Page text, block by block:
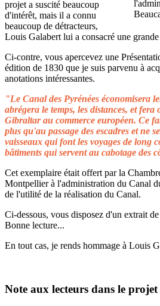
projet a suscité beaucoup
d'intérêt, mais il a connu
beaucoup de détracteurs,
Louis Galabert lui a consacré une
Ci-contre, vous apercevez une
édition de 1830 que je suis parvenu à
anotations intéressantes.
"Le Canal des Pyrénées économisera
abrégera le temps, les distances, et fera
Gibraltar au commerce européen. Ce
plus qu'au passage des escadres et ne
vaisseaux qui font les voyages de long
bâtiments qui servent au cabotage des
Cet exemplaire était offert par la
Montpellier à l'administration du Canal
de l'utilité de la réalisation du Canal.
Ci-dessous, vous disposez d'un extrait
Bonne lecture...
En tout cas, je rends hommage à Louis
Note aux lecteurs dans le projet